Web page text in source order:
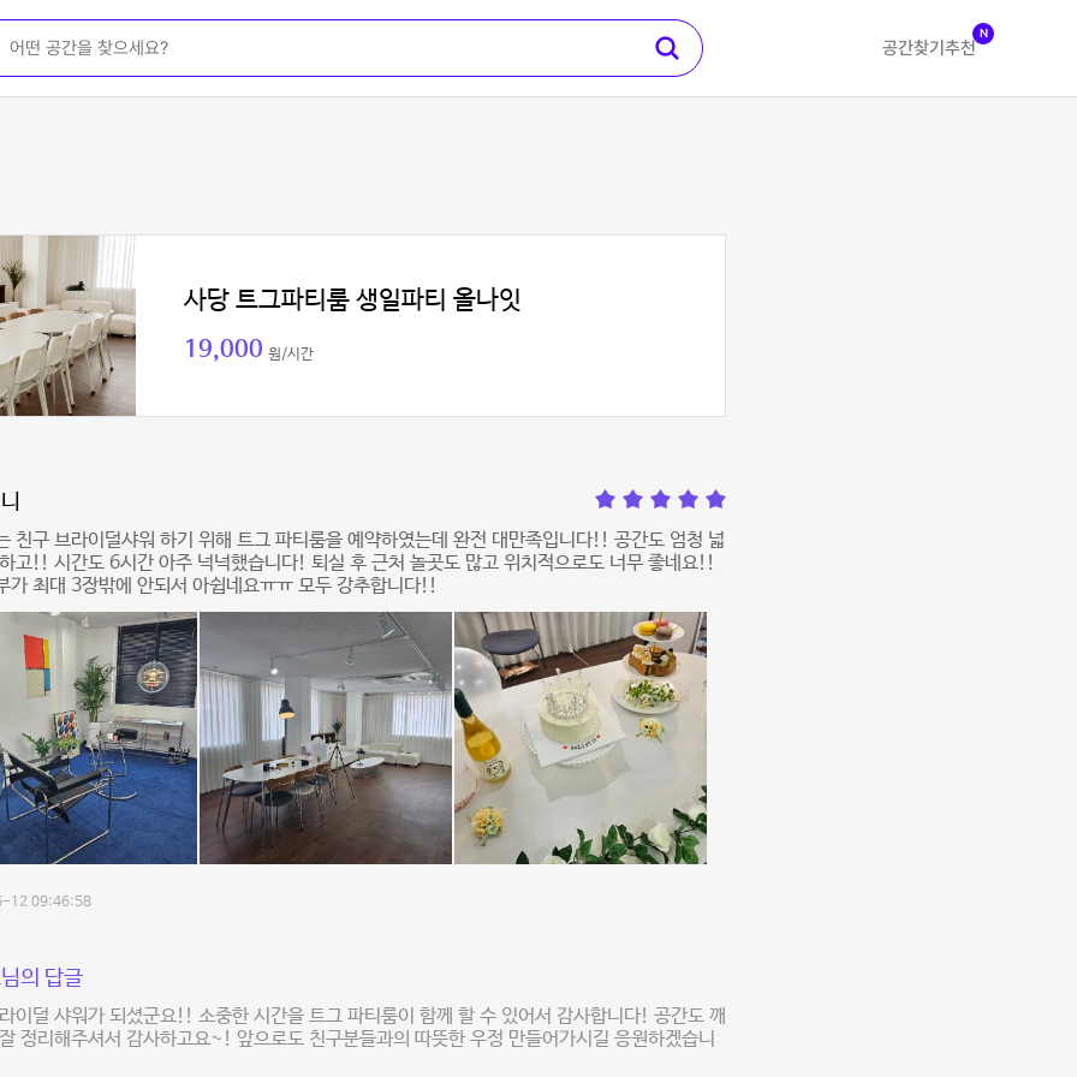
공간찾기 추천
N
사당 트그파티룸 생일파티 올나잇
19,000 원/시간
친구 브라이덜샤워 하기 위해 트그 파티룸을 예약하였는데 완전 대만족입니다!! 공간도 엄청 넓
고!! 시간도 6시간 아주 넉넉했습니다! 퇴실 후 근처 놀곳도 많고 위치적으로도 너무 좋네요!!
가 최대 3장밖에 안되서 아쉽네요ㅠㅠ 모두 강추합니다!!
12 09:46:58
의 답글
이덜 샤워가 되셨군요!! 소중한 시간을 트그 파티룸이 함께 할 수 있어서 감사합니다! 공간도 깨
정리해주셔서 감사하고요~! 앞으로도 친구분들과의 따뜻한 우정 만들어가시길 응원하겠습니